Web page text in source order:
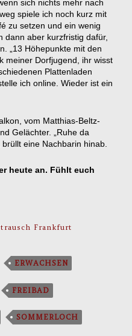
sich nichts mehr nach
spiele ich noch kurz mit
zu setzen und ein wenig
dann aber kurzfristig dafür,
„13 Höhepunkte mit den
meiner Dorfjugend, ihr wisst
Plattenladen
ich online. Wieder ist ein
vom Matthias-Beltz-
Gelächter. „Ruhe da
eine Nachbarin hinab.
heute an. Fühlt euch
Frankfurt
ERWACHSEN
FREIBAD
SOMMERLOCH